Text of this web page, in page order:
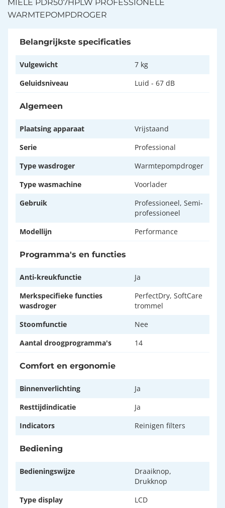
MIELE PDR507HPLW PROFESSIONELE
WARMTEPOMPDROGER
Belangrijkste specificaties
Vulgewicht
7 kg
Geluidsniveau
Luid - 67 dB
Algemeen
Plaatsing apparaat
Vrijstaand
Serie
Professional
Type wasdroger
Warmtepompdroger
Type wasmachine
Voorlader
Gebruik
Professioneel, Semi-
professioneel
Modellijn
Performance
Programma's en functies
Anti-kreukfunctie
Ja
Merkspecifieke functies
wasdroger
PerfectDry, SoftCare
trommel
Stoomfunctie
Nee
Aantal droogprogramma's
14
Comfort en ergonomie
Binnenverlichting
Ja
Resttijdindicatie
Ja
Indicators
Reinigen filters
Bediening
Bedieningswijze
Draaiknop,
Drukknop
Type display
LCD